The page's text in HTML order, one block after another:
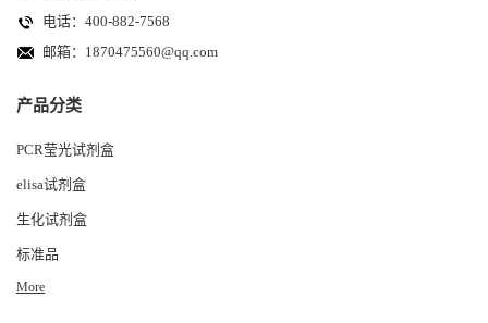
电话：400-882-7568
邮箱： 1870475560@qq.com
产品分类
PCR莹光试剂盒
elisa试剂盒
生化试剂盒
标准品
More